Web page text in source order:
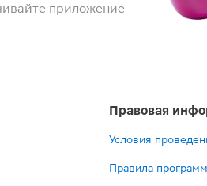
приложение
Правовая
Условия
Правила